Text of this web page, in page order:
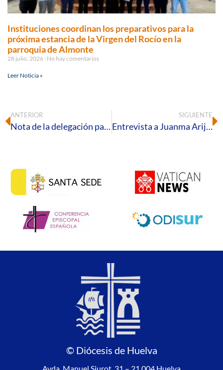
Instituciones coordinan los preparativos para la
próxima estancia de la Virgen del Rocío en la
parroquia de Almonte
28 julio, 2026 No hay comentarios
Leer Noticia »
ANTERIOR
Nota de la delegación para Hermandades sobre hermanos mayores de romerías
SIGUIENTE
Entrevista a Juanma Arija, capellán del hospital Vázquez Díaz
© Diócesis de Huelva